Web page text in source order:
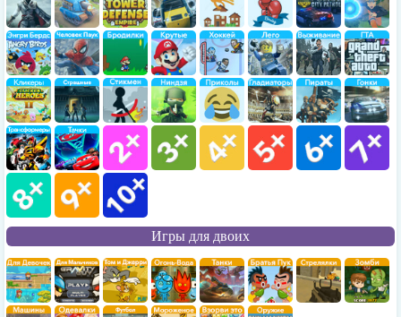
Игры для двоих